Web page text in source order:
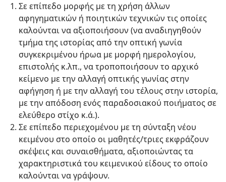
Σε επίπεδο μορφής με τη χρήση άλλων
αφηγηματικών ή ποιητικών τεχνικών τις οποίες
καλούνται να αξιοποιήσουν (να αναδιηγηθούν
τμήμα της ιστορίας από την οπτική γωνία
συγκεκριμένου ήρωα με μορφή ημερολογίου,
επιστολής κ.λπ., να τροποποιήσουν το αρχικό
κείμενο με την αλλαγή οπτικής γωνίας στην
αφήγηση ή με την αλλαγή του τέλους στην ιστορία,
με την απόδοση ενός παραδοσιακού ποιήματος σε
ελεύθερο στίχο κ.ά.).
Σε επίπεδο περιεχομένου με τη σύνταξη νέου
κειμένου στο οποίο οι μαθητές/τριες εκφράζουν
σκέψεις και συναισθήματα, αξιοποιώντας τα
χαρακτηριστικά του κειμενικού είδους το οποίο
καλούνται να γράψουν.